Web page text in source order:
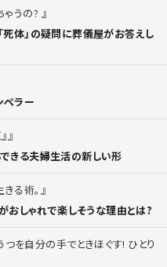
ゃうの?
死体」の疑問に葬儀屋がお答えし
ペラー
きる夫婦生活の新しい形
る術。
おしゃれで楽しそうな理由とは?
を自分の手でときほぐす! ひとり